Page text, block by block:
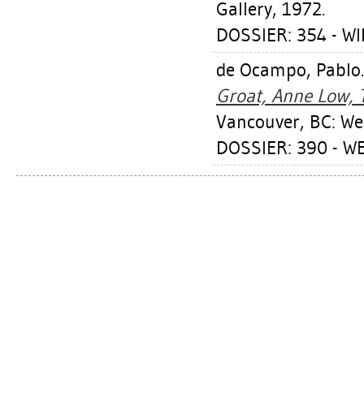
Gallery, 1972.
DOSSIER: 354 -
de Ocampo, Pablo
Groat, Anne Low,
Vancouver, BC:
DOSSIER: 390 -